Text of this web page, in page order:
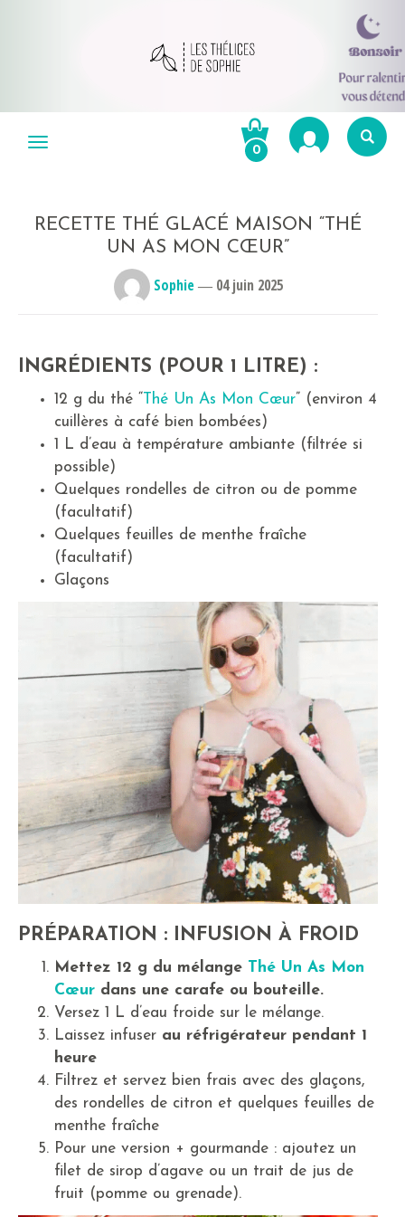
Menu 0
RECETTE THÉ GLACÉ MAISON “THÉ
UN AS MON CŒUR”
Sophie― 04 juin 2025
INGRÉDIENTS (POUR 1 LITRE) :
12 g du thé “ Thé Un As Mon Cœur” (environ 4
cuillères à café bien bombées)
1 L d’eau à température ambiante (filtrée si
possible)
Quelques rondelles de citron ou de pomme
(facultatif)
Quelques feuilles de menthe fraîche
(facultatif)
Glaçons
PRÉPARATION : INFUSION À FROID
Mettez 12 g du mélange
Thé Un As Mon
Cœur dans une carafe ou bouteille.
Versez 1 L d’eau froide sur le mélange.
Laissez infuser au réfrigérateur pendant 1
heure
Filtrez et servez bien frais avec des glaçons,
des rondelles de citron et quelques feuilles de
menthe fraîche
Pour une version + gourmande : ajoutez un
filet de sirop d’agave ou un trait de jus de
fruit (pomme ou grenade).